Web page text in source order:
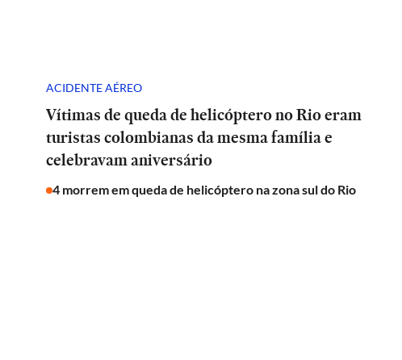
ACIDENTE AÉREO
Vítimas de queda de helicóptero no Rio eram
turistas colombianas da mesma família e
celebravam aniversário
4 morrem em queda de helicóptero na zona sul do Rio